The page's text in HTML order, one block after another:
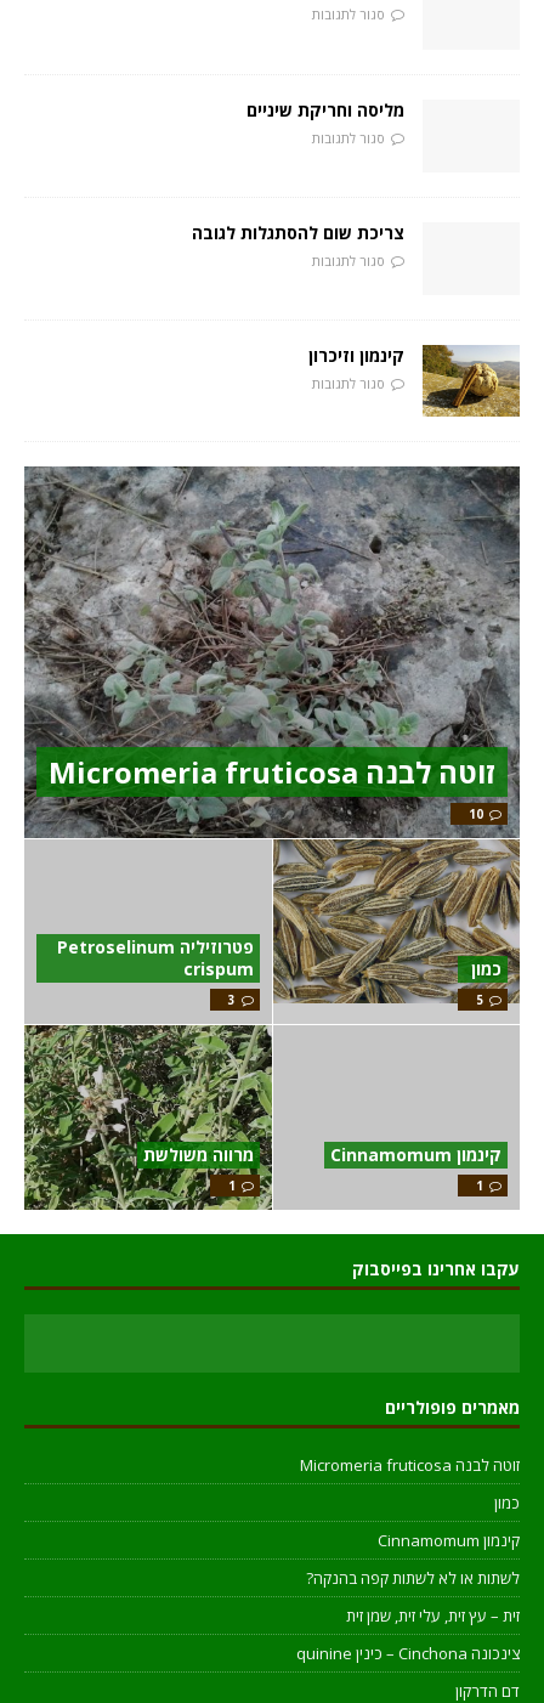
סגור לתגובות
מליסה וחריקת שיניים
סגור לתגובות
צריכת שום להסתגלות לגובה
סגור לתגובות
קינמון וזיכרון
סגור לתגובות
זוטה לבנה Micromeria fruticosa
10
כמון
5
פטרוזיליה Petroselinum
crispum
3
קינמון Cinnamomum
1
מרווה משולשת
1
עקבו אחרינו בפייסבוק
מאמרים פופולריים
זוטה לבנה Micromeria fruticosa
כמון
קינמון Cinnamomum
לשתות או לא לשתות קפה בהנקה?
זית – עץ זית, עלי זית, שמן זית
צינכונה Cinchona – כינין quinine
דם הדרקון